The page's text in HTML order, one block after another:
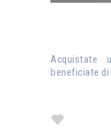
Acquistate
beneficiate